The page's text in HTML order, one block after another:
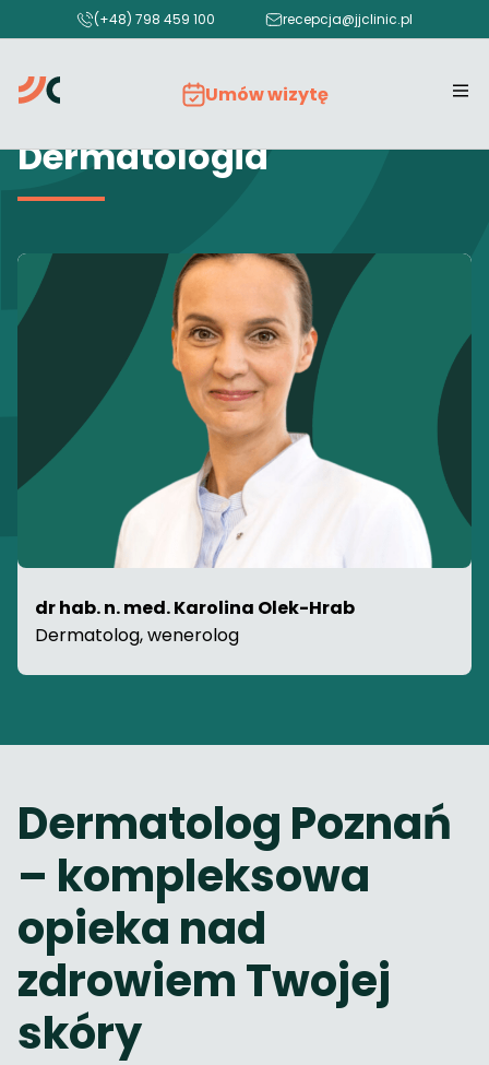
(+48) 798 459 100 recepcja@jjclinic.pl
Umów wizytę
Dermatologia
dr hab. n. med. Karolina Olek-Hrab
Dermatolog, wenerolog
Dermatolog Poznań
– kompleksowa
opieka nad
zdrowiem Twojej
skóry